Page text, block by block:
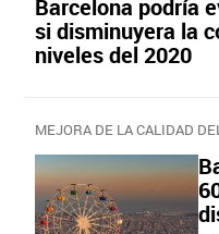
Barcelona podría
si disminuyera la
niveles del 2020​
MEJORA DE LA CALIDAD